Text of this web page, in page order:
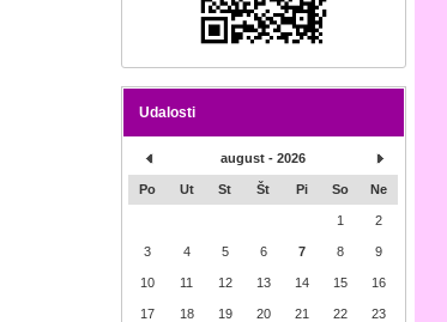
Udalosti
august - 2026
Po Ut St Št Pi So Ne
1 2
3 4 5 6 7 8 9
10 11 12 13 14 15 16
17 18 19 20 21 22 23